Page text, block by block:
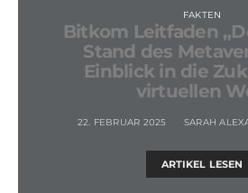
FAKTEN
Bitkom Leitfaden
Stand des
Einblick in die
virtuellen
22. FEBRUAR 2025 SARAH
ARTIKEL LESEN